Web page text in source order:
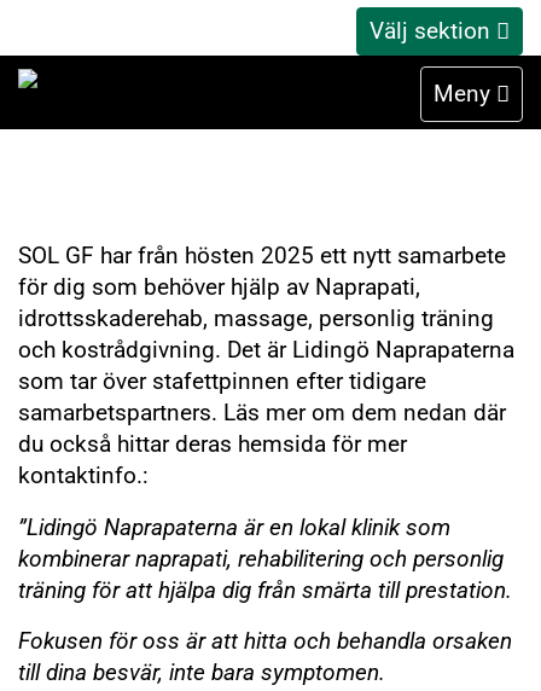
Välj sektion
Meny
Lidingö Naprapaterna
SOL GF har från hösten 2025 ett nytt samarbete
för dig som behöver hjälp av Naprapati,
idrottsskaderehab, massage, personlig träning
och kostrådgivning. Det är Lidingö Naprapaterna
som tar över stafettpinnen efter tidigare
samarbetspartners. Läs mer om dem nedan där
du också hittar deras hemsida för mer
kontaktinfo.:
”Lidingö Naprapaterna är en lokal klinik som
kombinerar naprapati, rehabilitering och personlig
träning för att hjälpa dig från smärta till prestation.
Fokusen för oss är att hitta och behandla orsaken
till dina besvär, inte bara symptomen.